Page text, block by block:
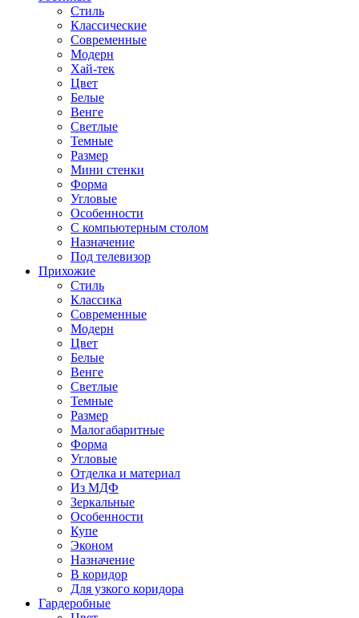
Стиль
Классические
Современные
Модерн
Хай-тек
Цвет
Белые
Венге
Светлые
Темные
Размер
Мини стенки
Форма
Угловые
Особенности
С компьютерным столом
Назначение
Под телевизор
Прихожие
Стиль
Классика
Современные
Модерн
Цвет
Белые
Венге
Светлые
Темные
Размер
Малогабаритные
Форма
Угловые
Отделка и материал
Из МДФ
Зеркальные
Особенности
Купе
Эконом
Назначение
В коридор
Для узкого коридора
Гардеробные